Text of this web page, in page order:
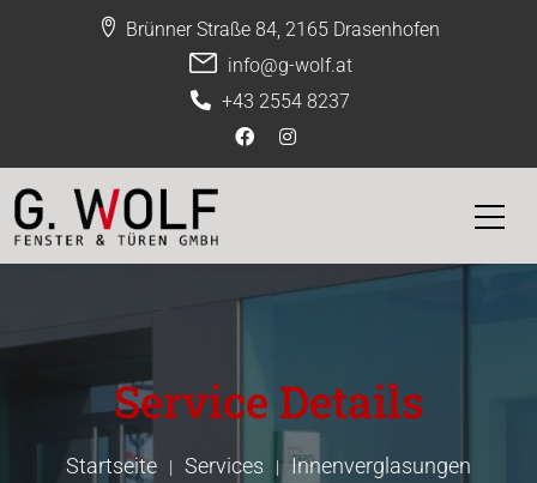
+43 2554 8237
Brünner Straße 84, 2165 Drasenhofen
info@g-wolf.at
Service Details
Startseite | Services | Innenverglasungen